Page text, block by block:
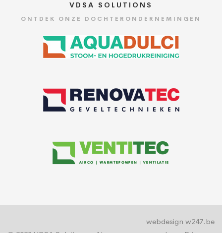
VDSA SOLUTIONS
ONTDEK ONZE DOCHTERONDERNEMINGEN
webdesign w247.be